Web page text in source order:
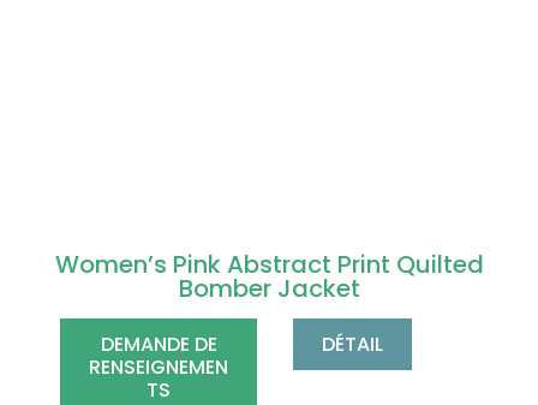
Women’s Pink Abstract Print Quilted
Bomber Jacket
DEMANDE DE
RENSEIGNEMEN
TS
DÉTAIL